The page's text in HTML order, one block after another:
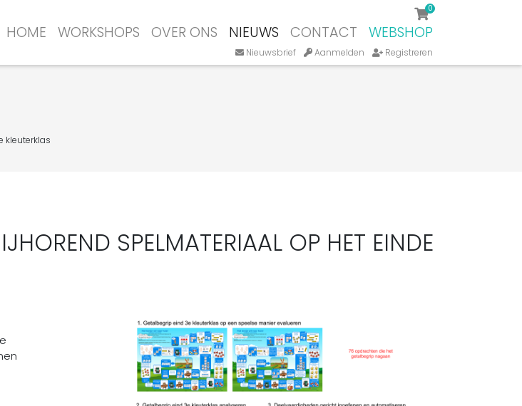
HOME WORKSHOPS OVER ONS NIEUWS CONTACT WEBSHOP
0
Nieuwsbrief Aanmelden Registreren
kleuterklas
SPELMATERIAAL OP HET EINDE